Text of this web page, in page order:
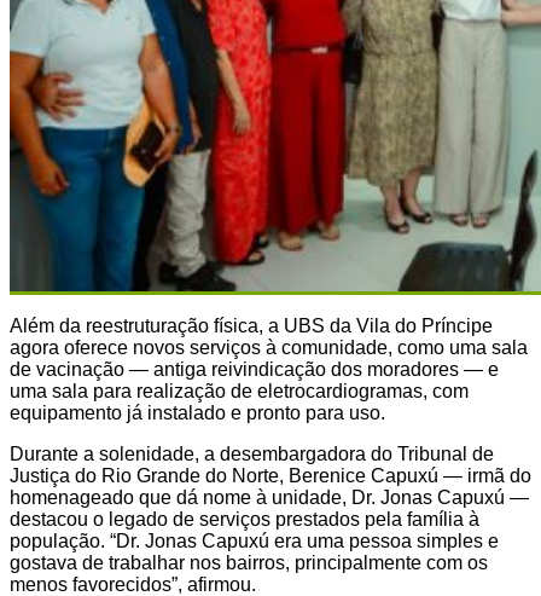
Além da reestruturação física, a UBS da Vila do Príncipe
agora oferece novos serviços à comunidade, como uma sala
de vacinação — antiga reivindicação dos moradores — e
uma sala para realização de eletrocardiogramas, com
equipamento já instalado e pronto para uso.
Durante a solenidade, a desembargadora do Tribunal de
Justiça do Rio Grande do Norte, Berenice Capuxú — irmã do
homenageado que dá nome à unidade, Dr. Jonas Capuxú —
destacou o legado de serviços prestados pela família à
população. “Dr. Jonas Capuxú era uma pessoa simples e
gostava de trabalhar nos bairros, principalmente com os
menos favorecidos”, afirmou.